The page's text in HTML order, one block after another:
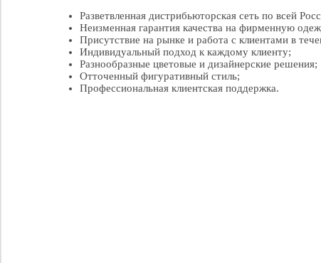
Разветвленная дистрибьюторская сеть по всей
Неизменная гарантия качества на фирменную
Присутствие на рынке и работа с клиентами в
Индивидуальный подход к каждому клиенту;
Разнообразные цветовые и дизайнерские решения;
Отточенный фигуративный стиль;
Профессиональная клиентская поддержка.